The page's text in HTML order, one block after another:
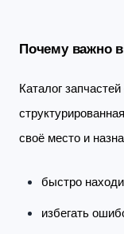
Почему важно
Каталог
своё место и
быстро
избегать